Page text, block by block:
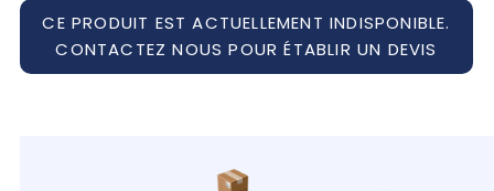
CE PRODUIT EST ACTUELLEMENT INDISPONIBLE.
CONTACTEZ NOUS POUR ÉTABLIR UN DEVIS